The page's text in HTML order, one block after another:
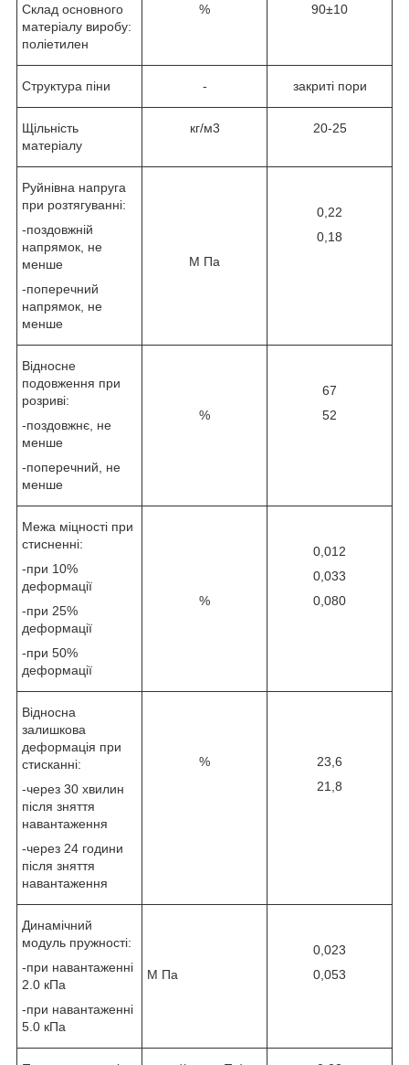
Склад основного
матеріалу виробу:
поліетилен
% 90±10
Структура піни - закриті пори
Щільність
матеріалу
кг/м3 20-25
Руйнівна напруга
при розтягуванні:
-поздовжній
напрямок, не
менше
-поперечний
напрямок, не
менше
М Па
0,22
0,18
Відносне
подовження при
розриві:
-поздовжнє, не
менше
-поперечний, не
менше
%
67
52
Межа міцності при
стисненні:
-при 10%
деформації
-при 25%
деформації
-при 50%
деформації
%
0,012
0,033
0,080
Відносна
залишкова
деформація при
стисканні:
-через 30 хвилин
після зняття
навантаження
-через 24 години
після зняття
навантаження
%
23,6
21,8
Динамічний
модуль пружності:
-при навантаженні
2.0 кПа
-при навантаженні
5.0 кПа
М Па
0,023
0,053